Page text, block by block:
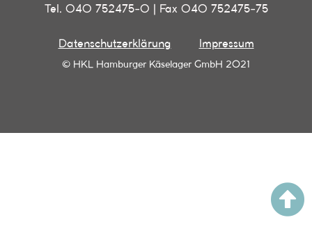
Tel. 040 752475-0 | Fax 040 752475-75
Datenschutzerklärung Impressum
© HKL Hamburger Käselager GmbH 2021